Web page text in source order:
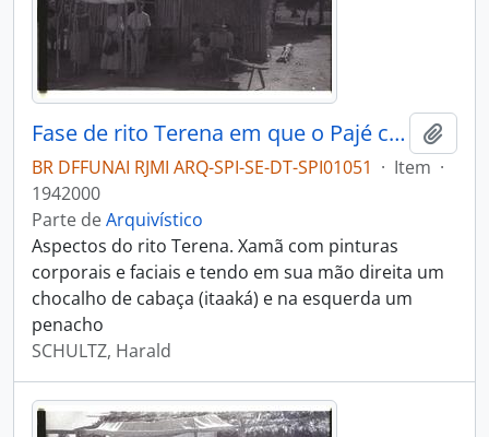
Fase de rito Terena em que o Pajé canta e invoca os espíritos
BR DFFUNAI RJMI ARQ-SPI-SE-DT-SPI01051 · Item ·
1942000
Parte deArquivístico
Aspectos do rito Terena. Xamã com pinturas
corporais e faciais e tendo em sua mão direita um
chocalho de cabaça (itaaká) e na esquerda um
penacho
SCHULTZ, Harald